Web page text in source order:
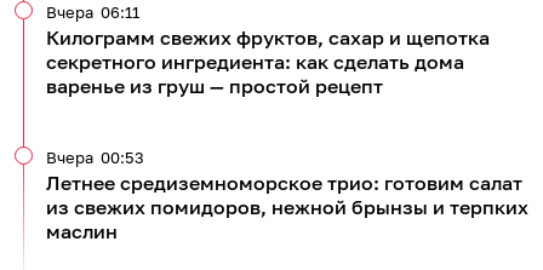
Килограмм свежих фруктов, сахар и щепотка
секретного ингредиента: как сделать дома
варенье из груш — простой рецепт
Вчера 06:11
Летнее средиземноморское трио: готовим салат
из свежих помидоров, нежной брынзы и терпких
маслин
Вчера 00:53